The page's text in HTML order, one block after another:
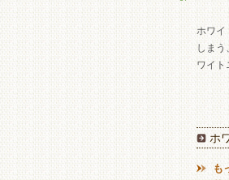
ホワイ
しま
ワイト
ホ
も